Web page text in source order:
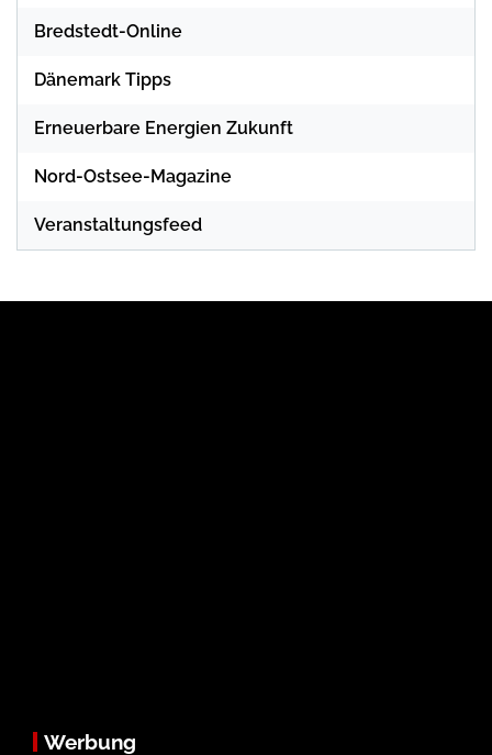
Bredstedt-Online
Dänemark Tipps
Erneuerbare Energien Zukunft
Nord-Ostsee-Magazine
Veranstaltungsfeed
Werbung